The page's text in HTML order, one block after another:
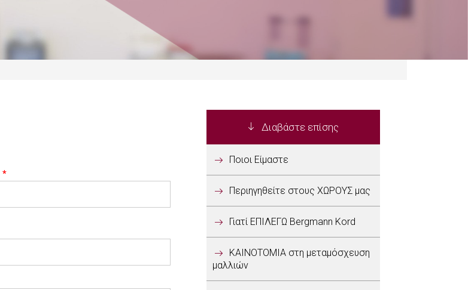
*
Διαβάστε επίσης
Ποιοι Είμαστε
Περιηγηθείτε στους ΧΩΡΟΥΣ μας
Γιατί ΕΠΙΛΕΓΩ Bergmann Kord
ΚΑΙΝΟΤΟΜΙΑ στη μεταμόσχευση
μαλλιών